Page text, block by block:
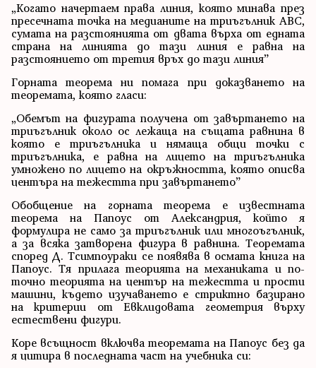
„Когато начертаем права линия, която минава през
пресечната точка на медианите на триъгълник ABC,
сумата на разстоянията от двата върха от едната
страна на линията до тази линия е равна на
разстоянието от третия връх до тази линия”
Горната теорема ни помага при доказването на
теоремата, която гласи:
„Обемът на фигурата получена от завъртането на
триъгълник около ос лежаща на същата равнина в
която е триъгълника и нямаща общи точки с
триъгълника, е равна на лицето на триъгълника
умножено по лицето на окръжността, която описва
центъра на тежестта при завъртането”
Обобщение на горната теорема е известната
теорема на Папоус от Александрия, който я
формулира не само за триъгълник или многоъгълник,
а за всяка затворена фигура в равнина. Теоремата
според Д. Тсимпоураки се появява в осмата книга на
Папоус. Тя прилага теорията на механиката и по-
точно теорията на център на тежестта и прости
машини, където изучаването е стриктно базирано
на критерии от Евклидовата геометрия върху
естествени фигури.
Коре всъщност включва теоремата на Папоус без да
я цитира в последната част на учебника си: